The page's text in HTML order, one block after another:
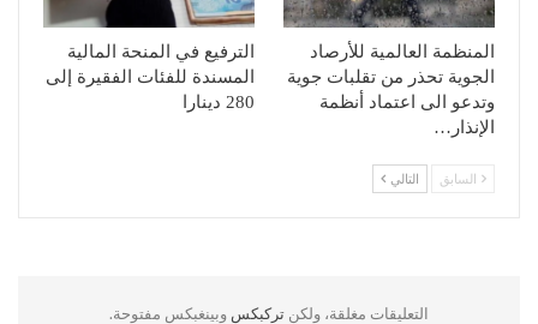
المنظمة العالمية للأرصاد
الجوية تحذر من تقلبات جوية
وتدعو الى اعتماد أنظمة
الإنذار…
الترفيع في المنحة المالية
المسندة للفئات الفقيرة إلى
280 دينارا
السابق التالي
التعليقات مغلقة، ولكن تركبكس وبينغبكس مفتوحة.